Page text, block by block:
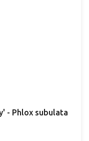
- Phlox subulata